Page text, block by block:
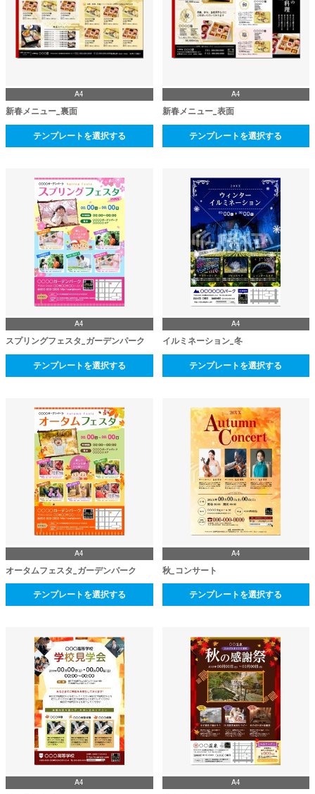
A4
新春メニュー_裏面
テンプレートを選択する
A4
新春メニュー_表面
テンプレートを選択する
A4
スプリングフェスタ_ガーデンパーク
テンプレートを選択する
A4
イルミネーション_冬
テンプレートを選択する
A4
オータムフェスタ_ガーデンパーク
テンプレートを選択する
A4
秋_コンサート
テンプレートを選択する
A4 A4